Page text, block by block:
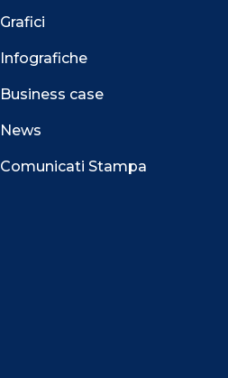
Grafici
Infografiche
Business case
News
Comunicati Stampa